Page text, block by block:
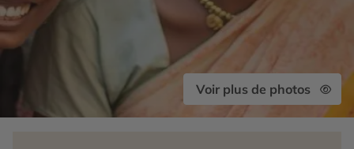
Voir plus de photos